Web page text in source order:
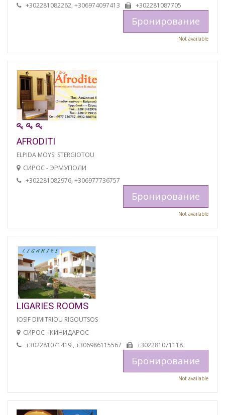
+302281082262, +306974097413 +302281087705
Бронирование
Not available
AFRODITI
ELPIDA MOYSI STERGIOTOU
СИРОС - ЭРМУПОЛИ
+302281082976, +306977736757
Бронирование
Not available
LIGARIES ROOMS
IOSIF DIMITRIOU RIGOUTSOS
СИРОС - КИНИДАРОС
+302281071419 , +306986115567 +302281071118
Бронирование
Not available